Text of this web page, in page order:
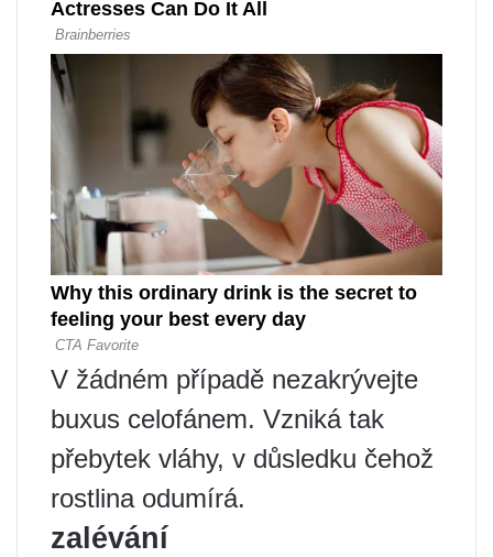
V žádném případě nezakrývejte
buxus celofánem. Vzniká tak
přebytek vláhy, v důsledku čehož
rostlina odumírá.
zalévání